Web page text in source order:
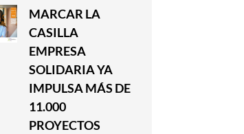
MARCAR LA
CASILLA
EMPRESA
SOLIDARIA YA
IMPULSA MÁS DE
11.000
PROYECTOS